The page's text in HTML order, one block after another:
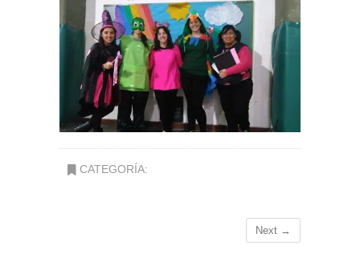
CATEGORÍA:
Next →